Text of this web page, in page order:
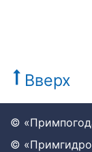
Вверх
©
©